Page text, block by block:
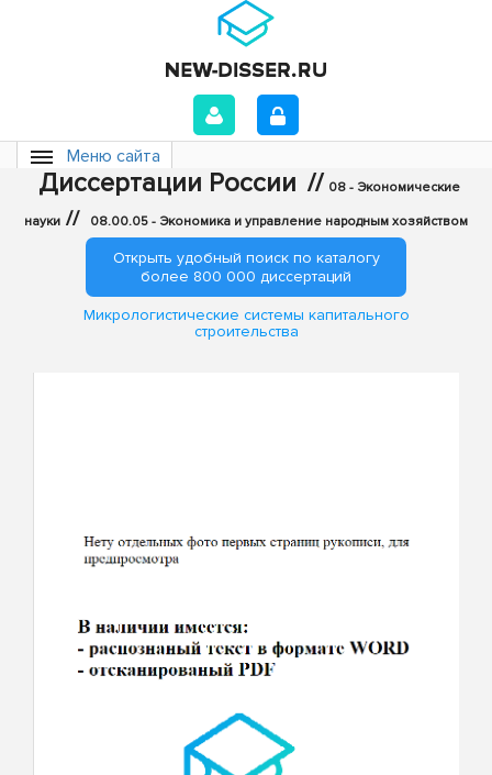
Меню сайта
Диссертации России // 08 - Экономические
науки // 08.00.05 - Экономика и управление народным хозяйством
Открыть удобный поиск по каталогу
более 800 000 диссертаций
Микрологистические системы капитального
строительства